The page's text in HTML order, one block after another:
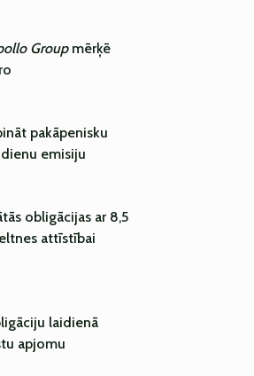
Groupmērķē
pakāpenisku
emisiju
obligācijas ar 8,5
attīstībai
laidienā
apjomu